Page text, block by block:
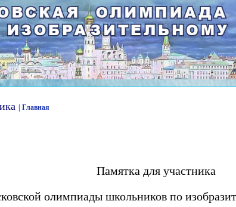
| Главная
Памятка для участника
олимпиады школьников по